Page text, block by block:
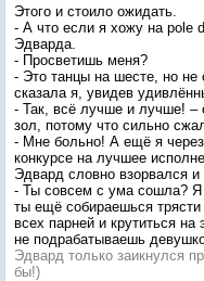
Этого и стоило ожидать.
- А что если я хожу на pole
Эдварда.
- Просветишь меня?
- Это танцы на шесте, но не
сказала я, увидев
- Так, всё лучше и лучше! –
зол, потому что сильно
- Мне больно! А ещё я
конкурсе на лучшее
Эдвард словно взорвался и
- Ты совсем с ума сошла?
ты ещё собираешься
всех парней и крутиться
не подрабатываешь
Эдвард только заикнулся
бы!)